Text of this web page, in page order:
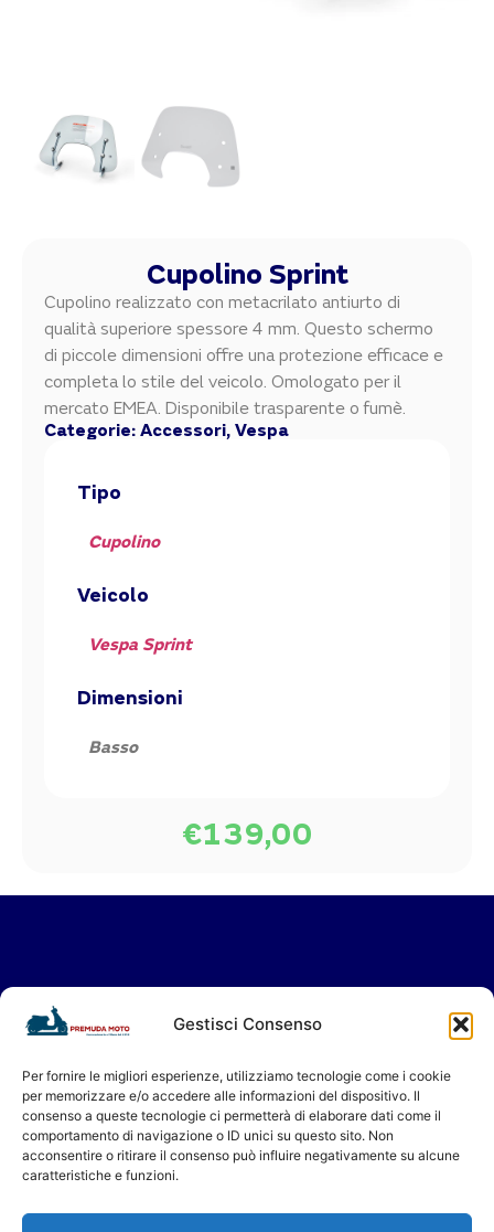
Gestisci Consenso
Per fornire le migliori esperienze, utilizziamo tecnologie come i cookie
per memorizzare e/o accedere alle informazioni del dispositivo. Il
consenso a queste tecnologie ci permetterà di elaborare dati come il
comportamento di navigazione o ID unici su questo sito. Non
acconsentire o ritirare il consenso può influire negativamente su alcune
caratteristiche e funzioni.
Cupolino Sprint
Cupolino realizzato con metacrilato antiurto di
qualità superiore spessore 4 mm. Questo schermo
di piccole dimensioni offre una protezione efficace e
completa lo stile del veicolo. Omologato per il
mercato EMEA. Disponibile trasparente o fumè.
Categorie: Accessori, Vespa
Tipo
Cupolino
Veicolo
Vespa Sprint
Dimensioni
Basso
€139,00
Vieni a trovarci in Showroom
oppure contattaci per il tuo servizio in
Ti aspettiamo!
Premuda Moto - Concessionario a Milano dal 1956